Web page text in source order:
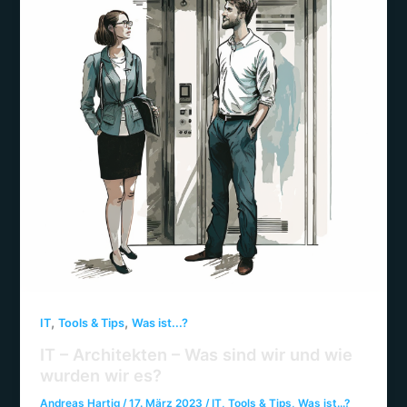
IT,Tools & Tips,Was ist...?
IT – Architekten – Was sind wir und wie
wurden wir es?
Andreas Hartig /17. März 2023 /IT,Tools & Tips,Was ist...?